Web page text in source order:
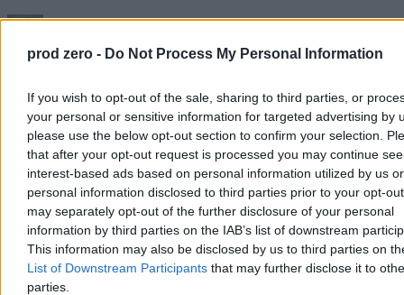
prod zero - Do Not Process My Personal Information
If you wish to opt-out of the sale, sharing to third parties, or
your personal or sensitive information for targeted advertising by
please use the below opt-out section to confirm your selection.
that after your opt-out request is processed you may continue
interest-based ads based on personal information utilized by us or
personal information disclosed to third parties prior to your opt-
may separately opt-out of the further disclosure of your personal
information by third parties on the IAB’s list of downstream
This information may also be disclosed by us to third parties on
List of Downstream Participants that may further disclose it to
parties.
Krzysztof Jabłonowski
4 min
Reklama